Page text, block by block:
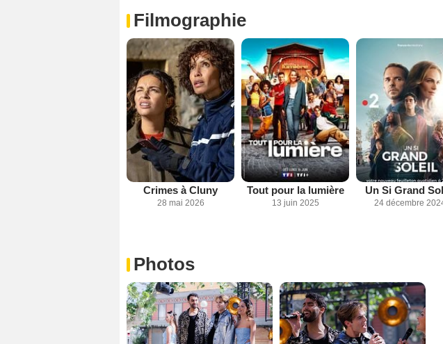
Filmographie
Crimes à Cluny
28 mai 2026
Tout pour la lumière
13 juin 2025
Un Si Grand
24 décembre
Photos